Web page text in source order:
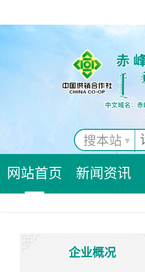
搜本站
网站首页 新闻资讯
企业概况